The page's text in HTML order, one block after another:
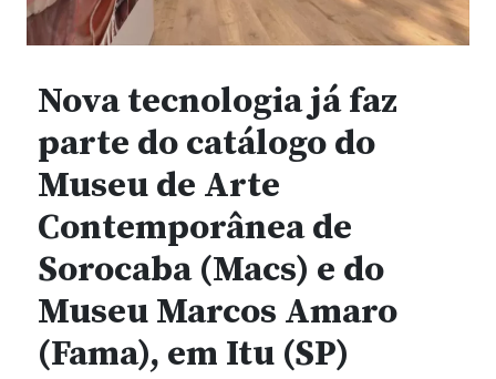
Nova tecnologia já faz
parte do catálogo do
Museu de Arte
Contemporânea de
Sorocaba (Macs) e do
Museu Marcos Amaro
(Fama), em Itu (SP)